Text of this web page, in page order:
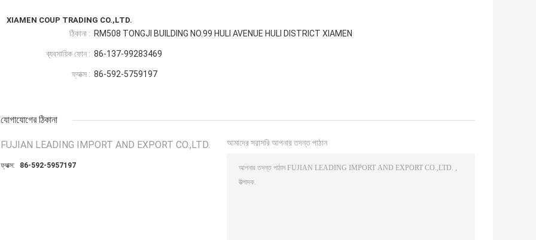
XIAMEN COUP TRADING CO.,LTD.
ঠিকানা : RM508 TONGJI BUILDING NO.99 HULI AVENUE HULI DISTRICT XIAMEN
ব্যবসায়িক ফোন : 86-137-99283469
ফ্যাক্স : 86-592-5759197
যোগাযোগের ঠিকানা
FUJIAN LEADING IMPORT AND EXPORT CO.,LTD.
ফ্যাক্স: 86-592-5957197
আমাদের সরাসরি আপনার তদন্ত পাঠান